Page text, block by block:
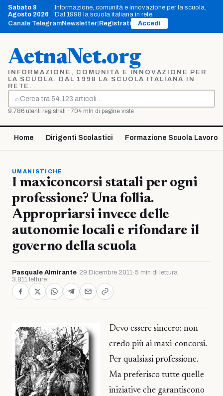
Vai
contenuto
Sabato 8
Agosto 2026
Informazione, comunità e innovazione per la scuola.
Dal 1998 la scuola italiana in rete.
Canale TelegramNewsletter Registrati Accedi
AetnaNet.org
INFORMAZIONE, COMUNITÀ E INNOVAZIONE PER
LA SCUOLA. DAL 1998 LA SCUOLA ITALIANA IN
RETE.
⌕
Cerca
9.786 utenti registrati · 704 mln di pagine viste
Home Dirigenti Scolastici Formazione Scuola Lavoro
UMANISTICHE
I maxiconcorsi statali per ogni
professione? Una follia.
Appropriarsi invece delle
autonomie locali e rifondare il
governo della scuola
Pasquale Almirante· 29 Dicembre 2011· 5 min di lettura·
3.811 letture
Devo essere sincero: non
credo più ai maxi-concorsi.
Per qualsiasi professione.
Ma preferisco tutte quelle
iniziative che garantiscono